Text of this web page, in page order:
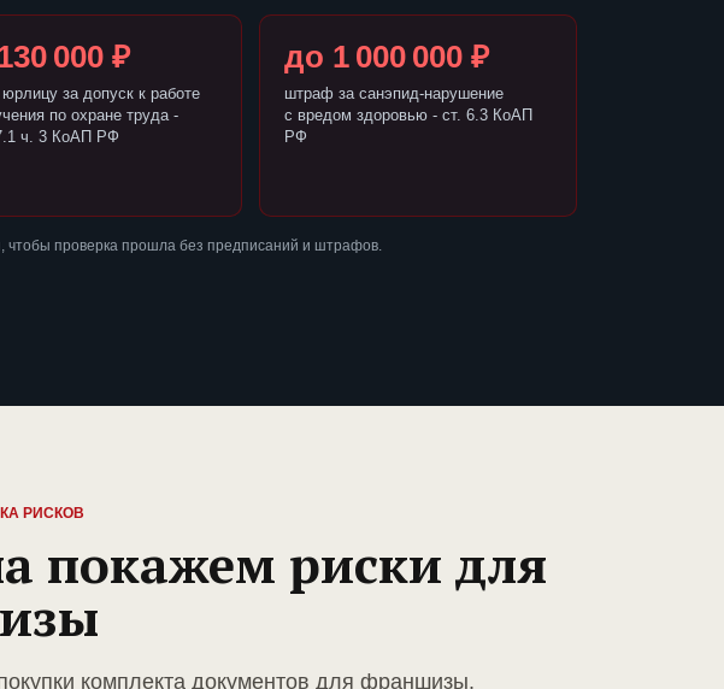
000 ₽
за допуск к работе
по охране труда -
ч. 3 КоАП РФ
до 1 000 000 ₽
штраф за санэпид-нарушение
с вредом здоровью - ст. 6.3 КоАП
РФ
проверка прошла без предписаний и штрафов.
РИСКОВ
покажем риски для
комплекта документов для франшизы.